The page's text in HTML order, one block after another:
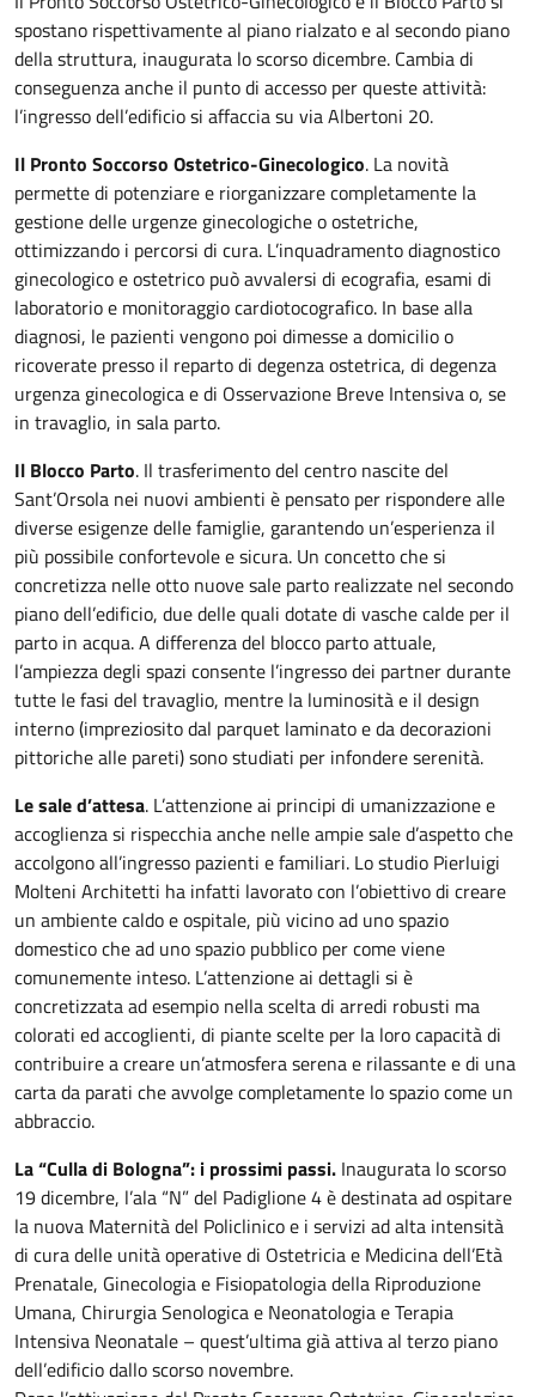
spostano rispettivamente al piano rialzato e al secondo piano
della struttura, inaugurata lo scorso dicembre. Cambia di
conseguenza anche il punto di accesso per queste attività:
l’ingresso dell’edificio si affaccia su via Albertoni 20.
Il Pronto Soccorso Ostetrico-Ginecologico. La novità
permette di potenziare e riorganizzare completamente la
gestione delle urgenze ginecologiche o ostetriche,
ottimizzando i percorsi di cura. L’inquadramento diagnostico
ginecologico e ostetrico può avvalersi di ecografia, esami di
laboratorio e monitoraggio cardiotocografico. In base alla
diagnosi, le pazienti vengono poi dimesse a domicilio o
ricoverate presso il reparto di degenza ostetrica, di degenza
urgenza ginecologica e di Osservazione Breve Intensiva o, se
in travaglio, in sala parto.
Il Blocco Parto. Il trasferimento del centro nascite del
Sant’Orsola nei nuovi ambienti è pensato per rispondere alle
diverse esigenze delle famiglie, garantendo un’esperienza il
più possibile confortevole e sicura. Un concetto che si
concretizza nelle otto nuove sale parto realizzate nel secondo
piano dell’edificio, due delle quali dotate di vasche calde per il
parto in acqua. A differenza del blocco parto attuale,
l’ampiezza degli spazi consente l’ingresso dei partner durante
tutte le fasi del travaglio, mentre la luminosità e il design
interno (impreziosito dal parquet laminato e da decorazioni
pittoriche alle pareti) sono studiati per infondere serenità.
Le sale d’attesa. L’attenzione ai principi di umanizzazione e
accoglienza si rispecchia anche nelle ampie sale d’aspetto che
accolgono all’ingresso pazienti e familiari. Lo studio Pierluigi
Molteni Architetti ha infatti lavorato con l’obiettivo di creare
un ambiente caldo e ospitale, più vicino ad uno spazio
domestico che ad uno spazio pubblico per come viene
comunemente inteso. L’attenzione ai dettagli si è
concretizzata ad esempio nella scelta di arredi robusti ma
colorati ed accoglienti, di piante scelte per la loro capacità di
contribuire a creare un’atmosfera serena e rilassante e di una
carta da parati che avvolge completamente lo spazio come un
abbraccio.
La “Culla di Bologna”: i prossimi passi. Inaugurata lo scorso
19 dicembre, l’ala “N” del Padiglione 4 è destinata ad ospitare
la nuova Maternità del Policlinico e i servizi ad alta intensità
di cura delle unità operative di Ostetricia e Medicina dell’Età
Prenatale, Ginecologia e Fisiopatologia della Riproduzione
Umana, Chirurgia Senologica e Neonatologia e Terapia
Intensiva Neonatale – quest’ultima già attiva al terzo piano
dell’edificio dallo scorso novembre.